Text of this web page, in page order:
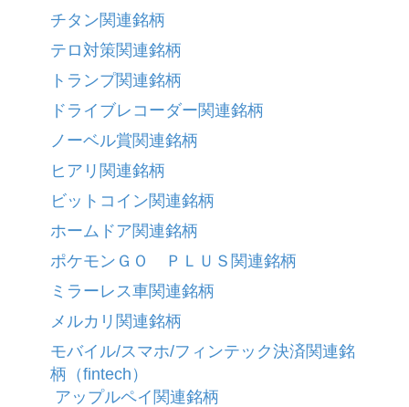
チタン関連銘柄
テロ対策関連銘柄
トランプ関連銘柄
ドライブレコーダー関連銘柄
ノーベル賞関連銘柄
ヒアリ関連銘柄
ビットコイン関連銘柄
ホームドア関連銘柄
ポケモンＧＯ ＰＬＵＳ関連銘柄
ミラーレス車関連銘柄
メルカリ関連銘柄
モバイル/スマホ/フィンテック決済関連銘
柄（fintech）
アップルペイ関連銘柄